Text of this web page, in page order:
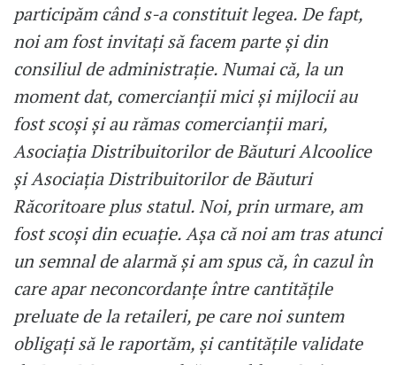
participăm când s-a constituit legea. De fapt,
noi am fost invitați să facem parte și din
consiliul de administrație. Numai că, la un
moment dat, comercianții mici și mijlocii au
fost scoși și au rămas comercianții mari,
Asociația Distribuitorilor de Băuturi Alcoolice
și Asociația Distribuitorilor de Băuturi
Răcoritoare plus statul. Noi, prin urmare, am
fost scoși din ecuație. Așa că noi am tras atunci
un semnal de alarmă și am spus că, în cazul în
care apar neconcordanțe între cantitățile
preluate de la retaileri, pe care noi suntem
obligați să le raportăm, și cantitățile validate